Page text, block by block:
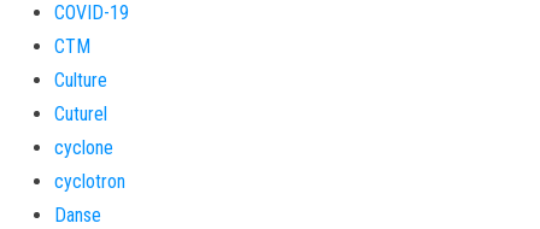
COVID-19
CTM
Culture
Cuturel
cyclone
cyclotron
Danse